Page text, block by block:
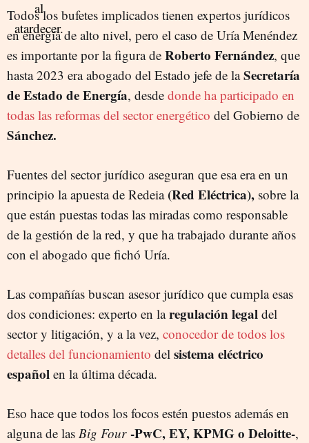
Todos los bufetes implicados tienen expertos jurídicos
en energía de alto nivel, pero el caso de Uría Menéndez
es importante por la figura de Roberto Fernández, que
hasta 2023 era abogado del Estado jefe de laSecretaría
de Estado de Energía, desde donde ha participado en
todas las reformas del sector energético del Gobierno de
Sánchez.
Fuentes del sector jurídico aseguran que esa era en un
principio la apuesta de Redeia (Red Eléctrica), sobre la
que están puestas todas las miradas como responsable
de la gestión de la red, y que ha trabajado durante años
con el abogado que fichó Uría.
Las compañías buscan asesor jurídico que cumpla esas
dos condiciones: experto en laregulación legal del
sector y litigación, y a la vez, conocedor de todos los
detalles del funcionamiento del sistema eléctrico
español en la última década.
Eso hace que todos los focos estén puestos además en
alguna de las Big Four-PwC, EY, KPMG o Deloitte-,